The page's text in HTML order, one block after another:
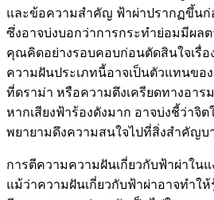
และข้อความสำคัญ ฟ้าผ่าปรากฏขึ้นก่
ซึ่งอาจบ่งบอกว่าการกระทำย่อมมีผล
คุณคิดอย่างรอบคอบก่อนตัดสินใจเรื่
ความฝันประเภทนี้อาจเป็นตัวแทนขอ
ที่ดราม่า หรือความตึงเครียดทางอา
หากเสียงฟ้าร้องดังมาก อาจบ่งชี้ว่าจิ
พยายามดึงความสนใจไปที่สิ่งสำคัญ
การตีความความฝันเกี่ยวกับฟ้าผ่าในแ
แม้ว่าความฝันเกี่ยวกับฟ้าผ่าอาจทำใ